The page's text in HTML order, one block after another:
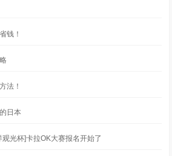
钱！
法！
日本
光杯]卡拉OK大赛报名开始了